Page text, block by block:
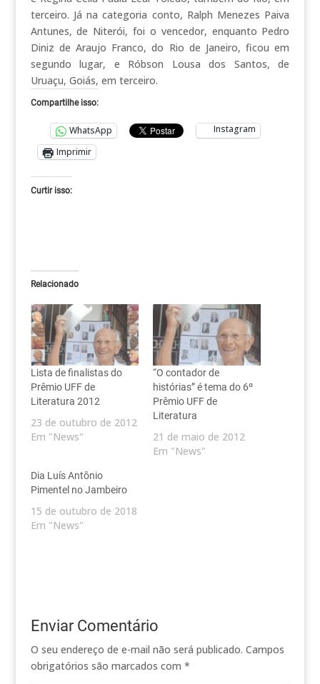
terceiro. Já na categoria conto, Ralph Menezes Paiva
Antunes, de Niterói, foi o vencedor, enquanto Pedro
Diniz de Araujo Franco, do Rio de Janeiro, ficou em
segundo lugar, e Róbson Lousa dos Santos, de
Uruaçu, Goiás, em terceiro.
Compartilhe isso:
WhatsApp
Instagram
Imprimir
Curtir isso:
Relacionado
Lista de finalistas do
Prêmio UFF de
Literatura 2012
23 de outubro de 2012
Em "News"
“O contador de
histórias” é tema do 6º
Prêmio UFF de
Literatura
21 de maio de 2012
Em "News"
Dia Luís Antônio
Pimentel no Jambeiro
15 de outubro de 2018
Em "News"
Enviar Comentário
O seu endereço de e-mail não será publicado. Campos
obrigatórios são marcados com *